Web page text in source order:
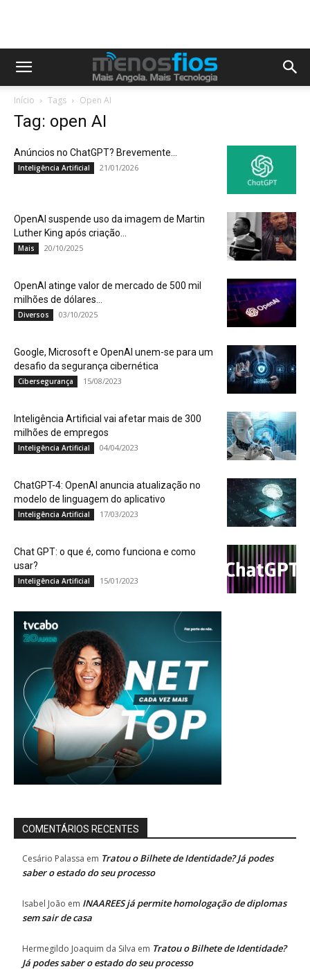
Início Tags Open AI
Tag: open AI
Anúncios no ChatGPT? Brevemente…
Inteligência Artificial 21/01/2026
OpenAI suspende uso da imagem de Martin
Luther King após criação...
Mais 20/10/2025
OpenAI atinge valor de mercado de 500 mil
milhões de dólares...
Diversos 03/10/2025
Google, Microsoft e OpenAI unem-se para um
desafio da segurança cibernética
Cibersegurança 15/08/2023
Inteligência Artificial vai afetar mais de 300
milhões de empregos
Inteligência Artificial 04/04/2023
ChatGPT-4: OpenAI anuncia atualização no
modelo de linguagem do aplicativo
Inteligência Artificial 17/03/2023
Chat GPT: o que é, como funciona e como
usar?
Inteligência Artificial 15/01/2023
COMENTÁRIOS RECENTES
Cesário Palassa em Tratou o Bilhete de Identidade? Já podes
saber o estado do seu processo
Isabel João em INAAREES já permite homologação de diplomas
sem sair de casa
Hermegildo Joaquim da Silva em Tratou o Bilhete de Identidade?
Já podes saber o estado do seu processo